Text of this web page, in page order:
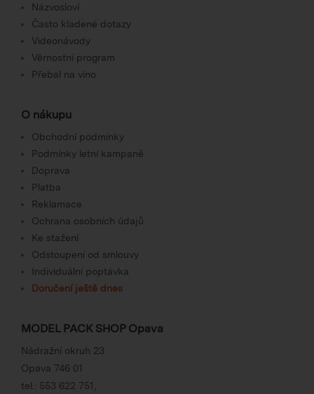
Názvosloví
Často kladené dotazy
Videonávody
Věrnostní program
Přebal na víno
O nákupu
Obchodní podmínky
Podmínky letní kampaně
Doprava
Platba
Reklamace
Ochrana osobních údajů
Ke stažení
Odstoupení od smlouvy
Individuální poptávka
Doručení ještě dnes
MODEL PACK SHOP Opava
Nádražní okruh 23
Opava 746 01
tel.: 553 622 751